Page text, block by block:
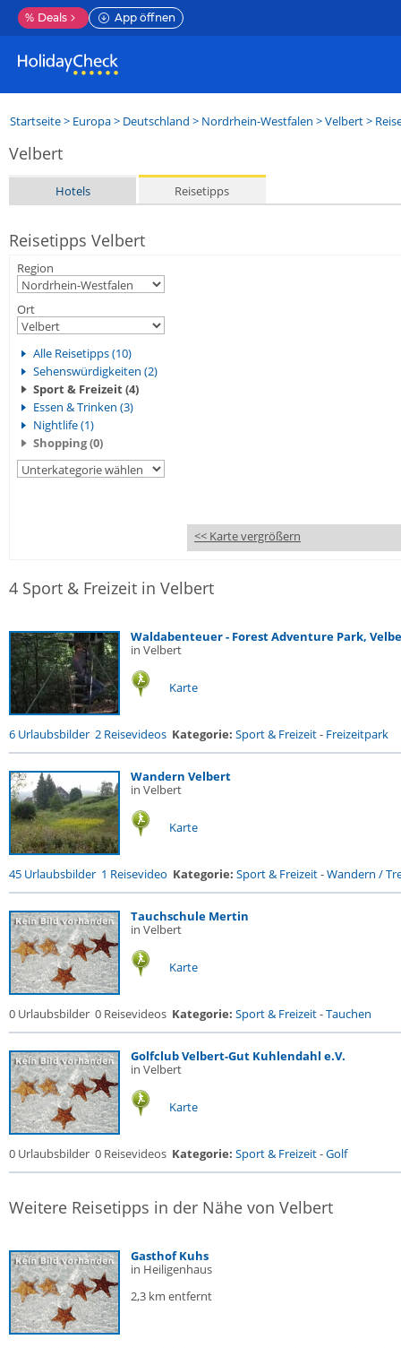
% Deals App öffnen
Startseite> Europa> Deutschland > Nordrhein-Westfalen >Velbert>
Velbert
Hotels Reisetipps
Reisetipps Velbert
Region
Ort
Alle Reisetipps (10)
Sehenswürdigkeiten (2)
Sport & Freizeit (4)
Essen & Trinken (3)
Nightlife (1)
Shopping (0)
<< Karte vergrößern
4 Sport & Freizeit in Velbert
Waldabenteuer - Forest Adventure Park,
in Velbert
Karte
6 Urlaubsbilder 2 Reisevideos Kategorie: Sport & Freizeit- Freizeitpark
Wandern Velbert
in Velbert
Karte
45 Urlaubsbilder 1 Reisevideo Kategorie: Sport & Freizeit-Wandern /
Tauchschule Mertin
in Velbert
Karte
0 Urlaubsbilder 0 Reisevideos Kategorie: Sport & Freizeit-Tauchen
Golfclub Velbert-Gut Kuhlendahl e.V.
in Velbert
Karte
0 Urlaubsbilder 0 Reisevideos Kategorie: Sport & Freizeit-Golf
Weitere Reisetipps in der Nähe von Velbert
Gasthof Kuhs
in Heiligenhaus
2,3 km entfernt